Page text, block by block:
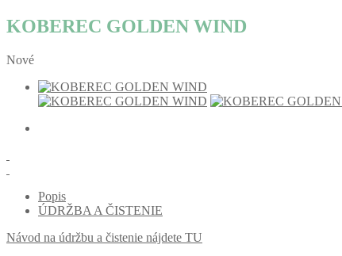
KOBEREC GOLDEN WIND
Nové
Popis
ÚDRŽBA A ČISTENIE
Návod na údržbu a čistenie nájdete TU